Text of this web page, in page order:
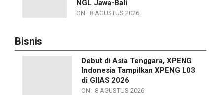
NGL Jawa-Bali
ON: 8 AGUSTUS 2026
Bisnis
Debut di Asia Tenggara, XPENG
Indonesia Tampilkan XPENG L03
di GIIAS 2026
ON: 8 AGUSTUS 2026